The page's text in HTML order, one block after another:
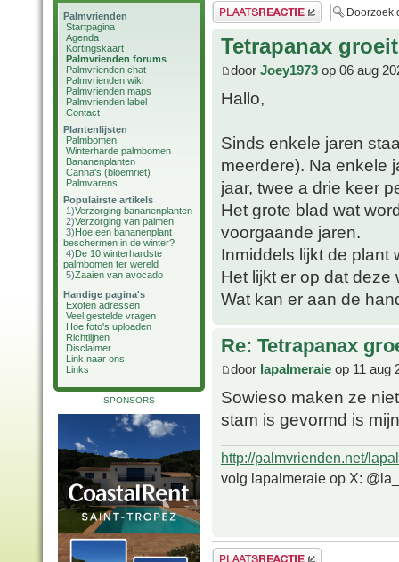
Palmvrienden
Startpagina
Agenda
Kortingskaart
Palmvrienden forums
Palmvrienden chat
Palmvrienden wiki
Palmvrienden maps
Palmvrienden label
Contact
Plantenlijsten
Palmbomen
Winterharde palmbomen
Bananenplanten
Canna's (bloemriet)
Palmvarens
Populairste artikels
1)Verzorging bananenplanten
2)Verzorging van palmen
3)Hoe een bananenplant
beschermen in de winter?
4)De 10 winterhardste
palmbomen ter wereld
5)Zaaien van avocado
Handige pagina's
Exoten adressen
Veel gestelde vragen
Hoe foto's uploaden
Richtlijnen
Disclaimer
Link naar ons
Links
SPONSORS
Plaats een reactie
Tetrapanax
door Joey1973 op 06 aug
Hallo,
Sinds enkele jaren
meerdere). Na enkele
jaar, twee a drie keer
Het grote blad wat
voorgaande jaren.
Inmiddels lijkt de plant
Het lijkt er op dat
Wat kan er aan de
Re: Tetrapanax
door lapalmeraie op 11 aug
Sowieso maken ze
stam is gevormd is
http://palmvrienden.net/
volg lapalmeraie op X:
Plaats een reactie